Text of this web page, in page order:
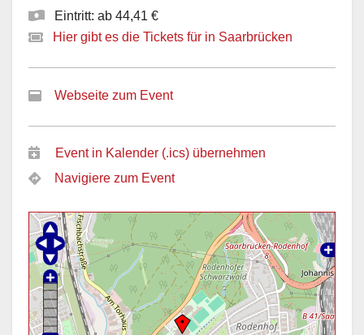
Eintritt: ab 44,41 €
Hier gibt es die Tickets für in Saarbrücken
Webseite zum Event
Event in Kalender (.ics) übernehmen
Navigiere zum Event